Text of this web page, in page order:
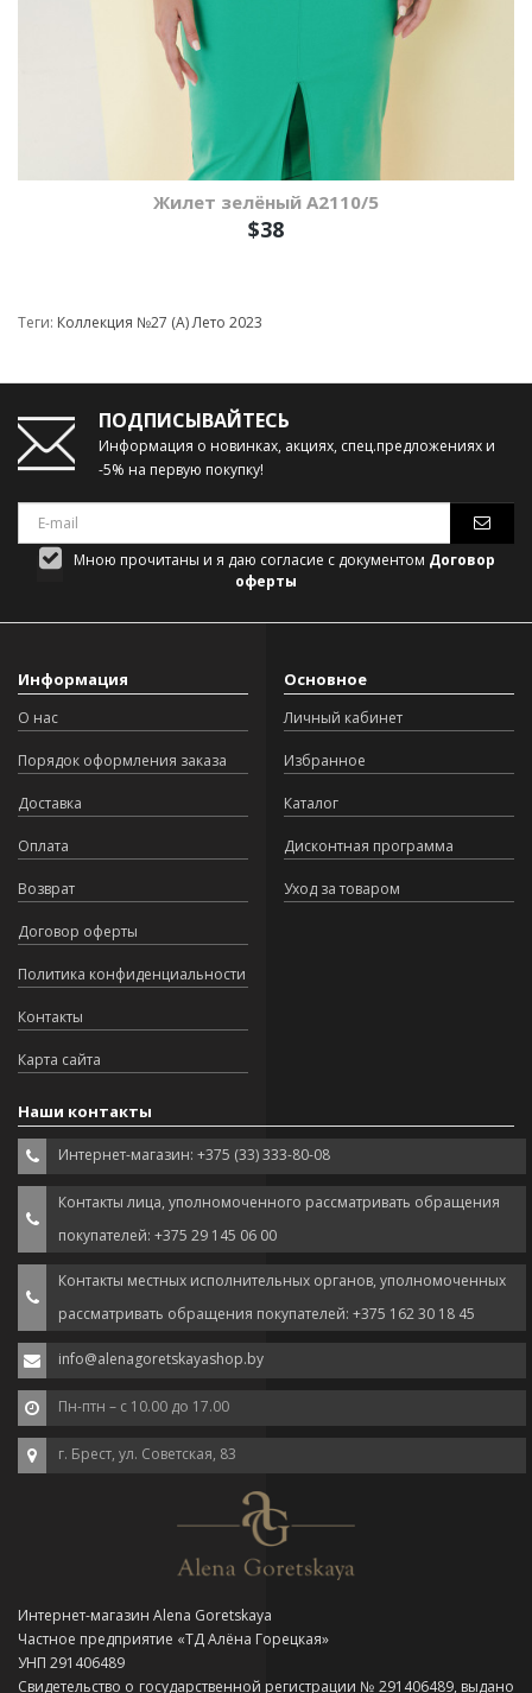
Жилет зелёный А2110/5
$38
Теги: Коллекция №27 (А) Лето 2023
ПОДПИСЫВАЙТЕСЬ
Информация о новинках, акциях, спец.предложениях и
-5% на первую покупку!
Мною прочитаны и я даю согласие с документом Договор
оферты
Информация
О нас
Порядок оформления заказа
Доставка
Оплата
Возврат
Договор оферты
Политика конфиденциальности
Контакты
Карта сайта
Основное
Личный кабинет
Избранное
Каталог
Дисконтная программа
Уход за товаром
Наши контакты
Интернет-магазин: +375 (33) 333-80-08
Контакты лица, уполномоченного рассматривать обращения
покупателей: +375 29 145 06 00
Контакты местных исполнительных органов, уполномоченных
рассматривать обращения покупателей: +375 162 30 18 45
info@alenagoretskayashop.by
Пн-птн – с 10.00 до 17.00
г. Брест, ул. Советская, 83
Интернет-магазин Alena Goretskaya
Частное предприятие «ТД Алёна Горецкая»
УНП 291406489
Свидетельство о государственной регистрации № 291406489, выдано